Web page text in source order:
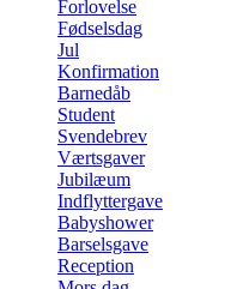
Forlovelse
Fødselsdag
Jul
Konfirmation
Barnedåb
Student
Svendebrev
Værtsgaver
Jubilæum
Indflyttergave
Babyshower
Barselsgave
Reception